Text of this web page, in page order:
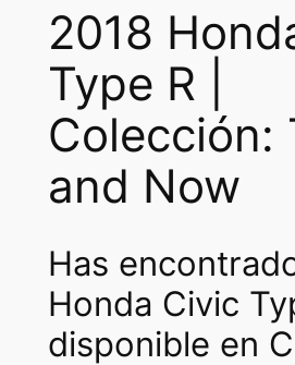
C
v
c
T
y
p
R
c
n
2018
Type R |
Colección:
and Now
Has
Honda Civic
disponible en